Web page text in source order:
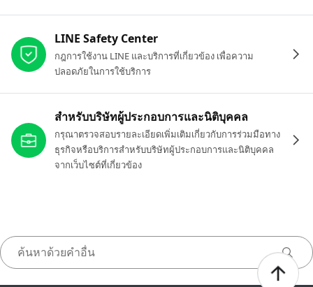
LINE Safety Center
กฎการใช้งาน LINE และบริการที่เกี่ยวข้อง เพื่อความ
ปลอดภัยในการใช้บริการ
สำหรับบริษัทผู้ประกอบการและนิติบุคคล
กรุณาตรวจสอบรายละเอียดเพิ่มเติมเกี่ยวกับการร่วมมือทาง
ธุรกิจหรือบริการสำหรับบริษัทผู้ประกอบการและนิติบุคคล
จากเว็บไซต์ที่เกี่ยวข้อง